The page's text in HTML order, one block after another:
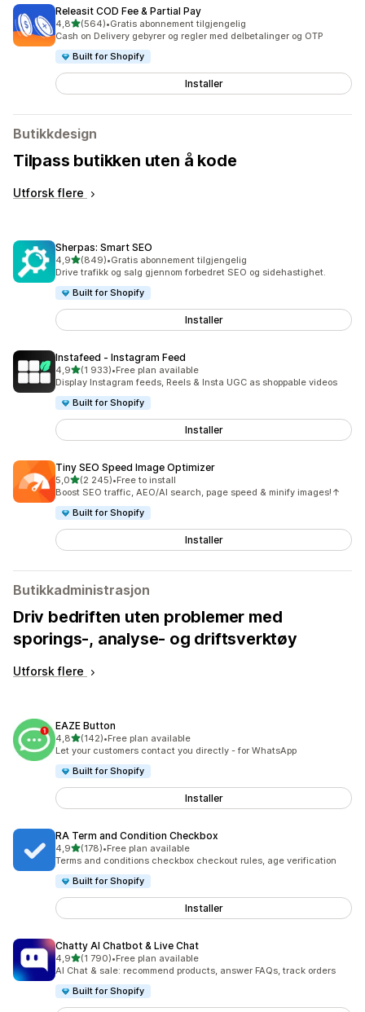
Releasit COD Fee & Partial Pay
4,8av 5 stjerner
(564)
Totalt 564 omtaler
•Gratis abonnement tilgjengelig
Cash on Delivery gebyrer og regler med delbetalinger og OTP
Built for Shopify
Installer
Butikkdesign
Tilpass butikken uten å kode
Utforsk flere
Sherpas: Smart SEO
4,9av 5 stjerner
(849)
Totalt 849 omtaler
•Gratis abonnement tilgjengelig
Drive trafikk og salg gjennom forbedret SEO og sidehastighet.
Built for Shopify
Installer
Instafeed ‑ Instagram Feed
4,9av 5 stjerner
(1 933)
Totalt 1933 omtaler
•Free plan available
Display Instagram feeds, Reels & Insta UGC as shoppable videos
Built for Shopify
Installer
Tiny SEO Speed Image Optimizer
5,0av 5 stjerner
(2 245)
Totalt 2245 omtaler
•Free to install
Boost SEO traffic, AEO/AI search, page speed & minify images!↑
Built for Shopify
Installer
Butikkadministrasjon
Driv bedriften uten problemer med
sporings-, analyse- og driftsverktøy
Utforsk flere
EAZE Button
4,8av 5 stjerner
(142)
Totalt 142 omtaler
•Free plan available
Let your customers contact you directly - for WhatsApp
Built for Shopify
Installer
RA Term and Condition Checkbox
4,9av 5 stjerner
(178)
Totalt 178 omtaler
•Free plan available
Terms and conditions checkbox checkout rules, age verification
Built for Shopify
Installer
Chatty AI Chatbot & Live Chat
4,9av 5 stjerner
(1 790)
Totalt 1790 omtaler
•Free plan available
AI Chat & sale: recommend products, answer FAQs, track orders
Built for Shopify